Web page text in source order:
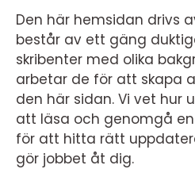
Den här hemsidan drivs
består av ett gäng
skribenter med olika
arbetar de för att skapa
den här sidan. Vi vet hur
att läsa och genomgå
för att hitta rätt
gör jobbet åt dig.